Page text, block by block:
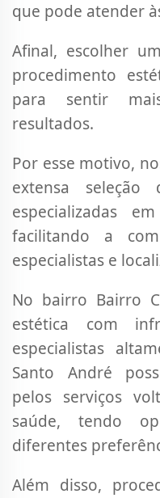
que pode atender
Afinal, escolher
procedimento
para sentir
resultados.
Por esse motivo,
extensa
especializadas
facilitando a
especialistas e
No bairro Bairro
estética com
especialistas
Santo André
pelos serviços
saúde, tendo
diferentes
Além disso,